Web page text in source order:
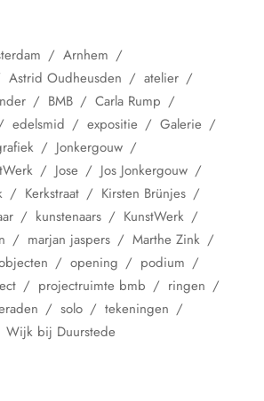
Arnhem
Astrid Oudheusden
atelier
BMB
Carla Rump
edelsmid expositie
Galerie
Jonkergouw
Jose
Jos Jonkergouw
Kerkstraat
Kirsten Brünjes
kunstenaars
KunstWerk
marjan jaspers
Marthe Zink
opening
podium
projectruimte bmb
ringen
solo
tekeningen
Wijk bij Duurstede